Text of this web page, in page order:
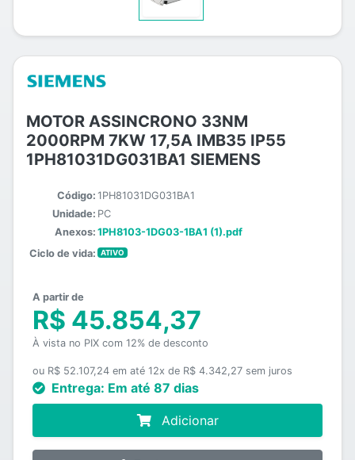
MOTOR ASSINCRONO 33NM
2000RPM 7KW 17,5A IMB35 IP55
1PH81031DG031BA1 SIEMENS
Código: 1PH81031DG031BA1
Unidade: PC
Anexos: 1PH8103-1DG03-1BA1 (1).pdf
Ciclo de vida:
ATIVO
A partir de
R$ 45.854,37
À vista no PIX com 12% de desconto
ou R$ 52.107,24 em até 12x de R$ 4.342,27 sem juros
Entrega: Em até 87 dias
Adicionar